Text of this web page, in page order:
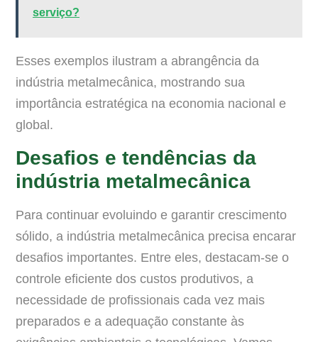
serviço?
Esses exemplos ilustram a abrangência da
indústria metalmecânica, mostrando sua
importância estratégica na economia nacional e
global.
Desafios e tendências da
indústria metalmecânica
Para continuar evoluindo e garantir crescimento
sólido, a indústria metalmecânica precisa encarar
desafios importantes. Entre eles, destacam-se o
controle eficiente dos custos produtivos, a
necessidade de profissionais cada vez mais
preparados e a adequação constante às